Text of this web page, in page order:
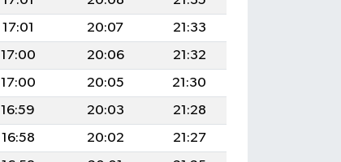
17:01 20:07
21:33
17:00 20:06
21:32
17:00 20:05
21:30
16:59 20:03
21:28
16:58 20:02
21:27